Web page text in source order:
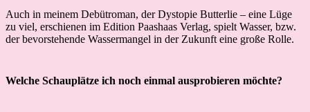
Auch in meinem Debütroman, der Dystopie Butterlie – eine Lüge
zu viel, erschienen im Edition Paashaas Verlag, spielt Wasser, bzw.
der bevorstehende Wassermangel in der Zukunft eine große Rolle.
Welche Schauplätze ich noch einmal ausprobieren möchte?